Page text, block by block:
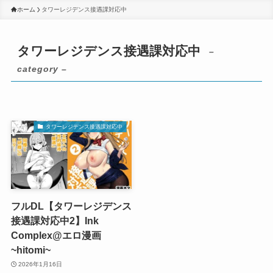
ホーム タワーレジデンス接遇課対応中
タワーレジデンス接遇課対応中
–
category –
タワーレジデンス接遇課対応中
フルDL【タワーレジデンス
接遇課対応中2】Ink
Complex@エロ漫画
~hitomi~
2026年1月16日